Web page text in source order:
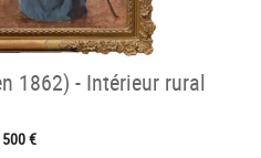
1862) - Intérieur rural
€